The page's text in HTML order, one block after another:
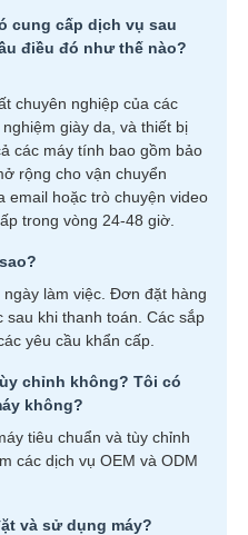
cung cấp dịch vụ sau
điều đó như thế nào?
chuyên nghiệp của các
giày da, và thiết bị
các máy tính bao gồm bảo
rộng cho vận chuyển
email hoặc trò chuyện video
trong vòng 24-48 giờ.
làm việc. Đơn đặt hàng
sau khi thanh toán. Các sắp
yêu cầu khẩn cấp.
chỉnh không? Tôi có
không?
tiêu chuẩn và tùy chỉnh
các dịch vụ OEM và ODM
và sử dụng máy?